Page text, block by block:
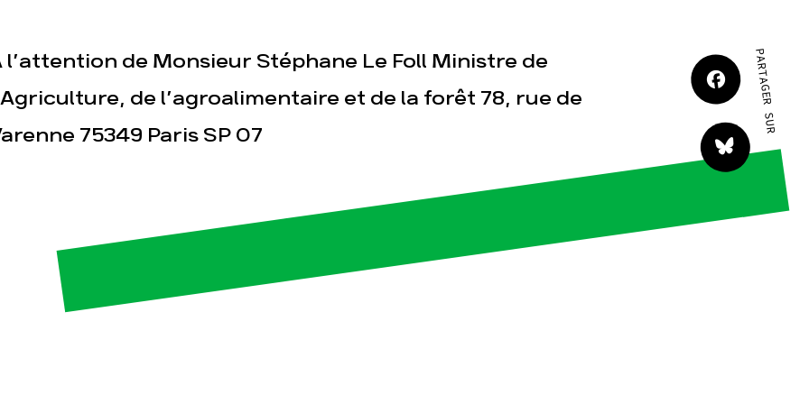
l’attention de Monsieur Stéphane Le Foll Ministre de
de l’agroalimentaire et de la forêt 78, rue de
75349 Paris SP 07
PARTAGER SUR